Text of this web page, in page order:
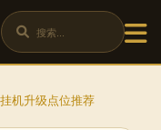
机升级点位推荐